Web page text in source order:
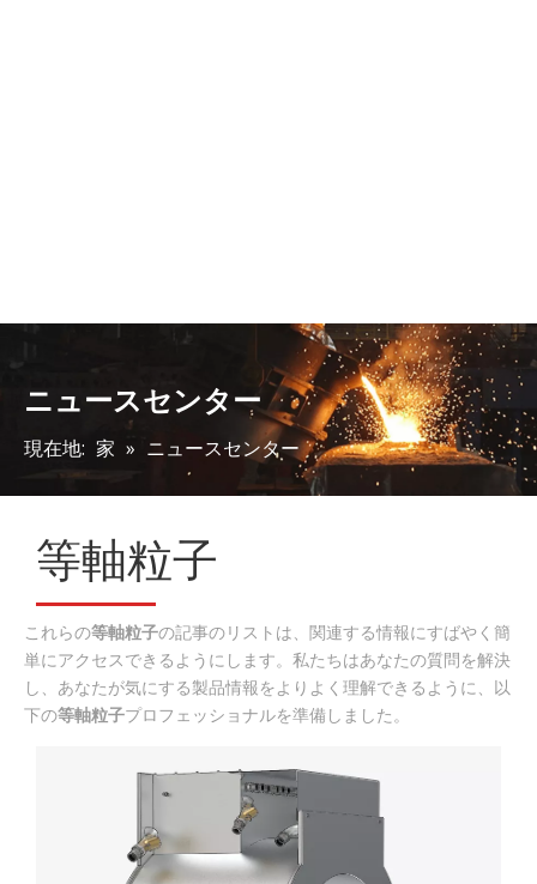
ニュースセンター
現在地: 家 » ニュースセンター
等軸粒子
これらの等軸粒子の記事のリストは、関連する情報にすばやく簡
単にアクセスできるようにします。私たちはあなたの質問を解決
し、あなたが気にする製品情報をよりよく理解できるように、以
下の等軸粒子プロフェッショナルを準備しました。